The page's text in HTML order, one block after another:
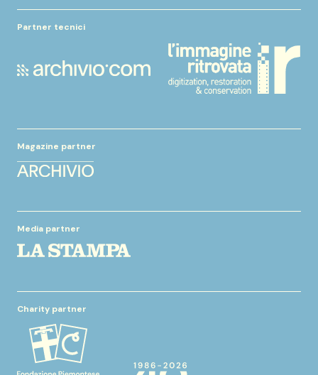
Partner tecnici
Magazine partner
Media partner
Charity partner